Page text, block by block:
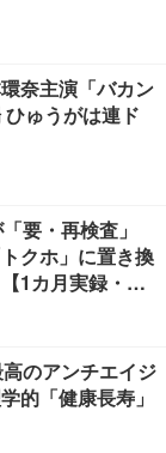
奈主演「バカン
ゅうがは連ド
要・再検査」
クホ」に置き換
1カ月実録・ビ
のアンチエイジ
的「健康長寿」